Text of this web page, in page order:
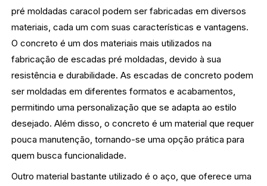
pré moldadas caracol podem ser fabricadas em diversos
materiais, cada um com suas características e vantagens.
O concreto é um dos materiais mais utilizados na
fabricação de escadas pré moldadas, devido à sua
resistência e durabilidade. As escadas de concreto podem
ser moldadas em diferentes formatos e acabamentos,
permitindo uma personalização que se adapta ao estilo
desejado. Além disso, o concreto é um material que requer
pouca manutenção, tornando-se uma opção prática para
quem busca funcionalidade.
Outro material bastante utilizado é o aço, que oferece uma